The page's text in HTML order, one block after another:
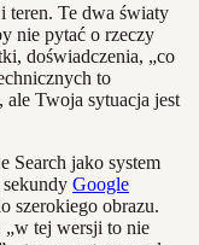
teren. Te dwa światy
nie pytać o rzeczy
doświadczenia, „co
to
ale Twoja sytuacja jest
Search jako system
Google
szerokiego obrazu.
tej wersji to nie